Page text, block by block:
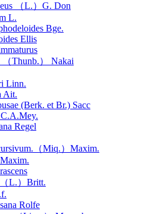
（L.）G. Don
L.
Bge.
Ellis
（Thunb.） Nakai
Linn.
Ait.
(Berk. et Br.) Sacc
Regel
（Miq.）Maxim.
L.）Britt.
Rolfe